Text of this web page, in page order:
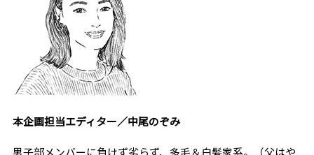
本企画担当エディター／中尾のぞみ
男子部メンバーに負けず劣らず、多毛＆白髪家系。（父はや